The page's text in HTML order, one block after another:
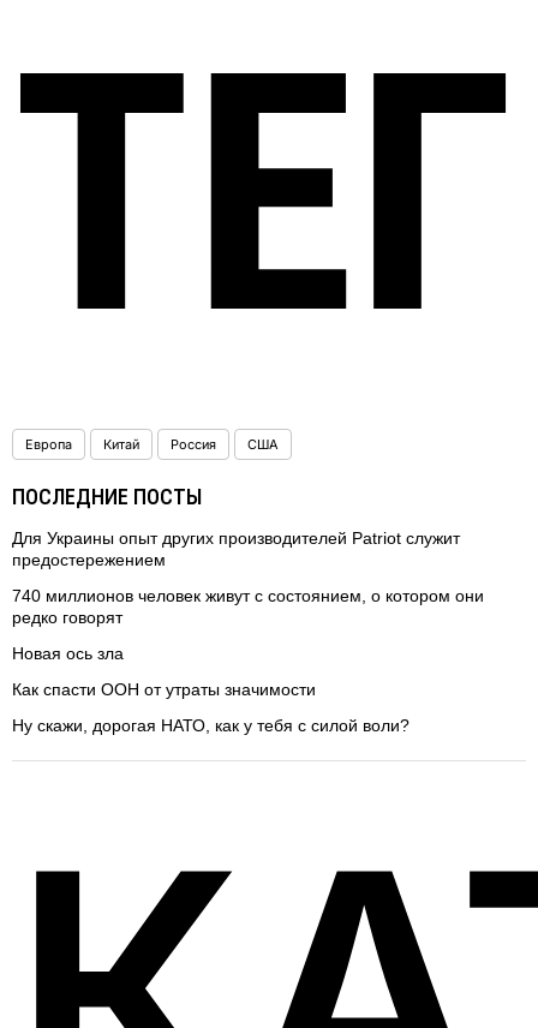
Европа Китай Россия США
ПОСЛЕДНИЕ ПОСТЫ
Для Украины опыт других производителей Patriot служит
предостережением
740 миллионов человек живут с состоянием, о котором они
редко говорят
Новая ось зла
Как спасти ООН от утраты значимости
Ну скажи, дорогая НАТО, как у тебя с силой воли?